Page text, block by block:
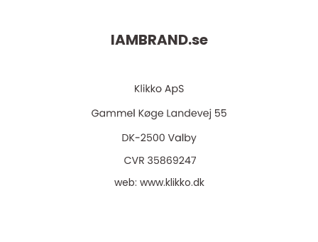
IAMBRAND.se
web: www.klikko.dk